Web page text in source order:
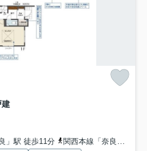
建
」駅 徒歩11分
関西本線「奈良」駅 徒歩25分